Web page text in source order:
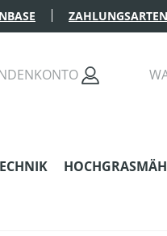
ZAHLUNGSARTEN